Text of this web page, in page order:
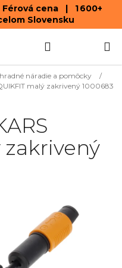
cena | 1 600+
Slovensku
KOŠÍK
náradie a pomôcky
/
malý zakrivený 1000683
zakrivený